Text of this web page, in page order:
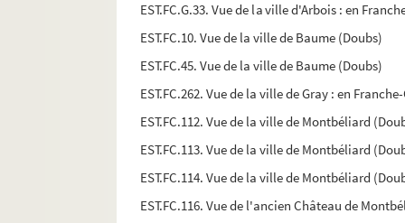
EST.FC.G.33. Vue de la ville d'Arbois : en
EST.FC.10. Vue de la ville de Baume (Doubs)
EST.FC.45. Vue de la ville de Baume (Doubs)
EST.FC.262. Vue de la ville de Gray : en
EST.FC.112. Vue de la ville de Montbéliard
EST.FC.113. Vue de la ville de Montbéliard
EST.FC.114. Vue de la ville de Montbéliard
EST.FC.116. Vue de l'ancien Château de